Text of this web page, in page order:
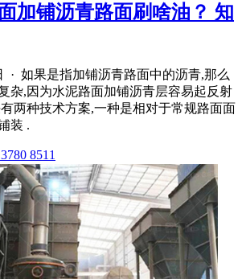
加铺沥青路面刷啥油？ 知
· 如果是指加铺沥青路面中的沥青,那么
杂,因为水泥路面加铺沥青层容易起反射
两种技术方案,一种是相对于常规路面面
装 .
8511